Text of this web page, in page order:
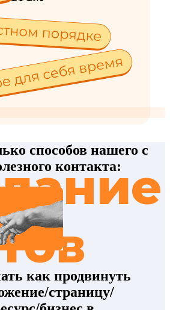
➔
способов нашего с
контакта:
как продвинуть
страницу/